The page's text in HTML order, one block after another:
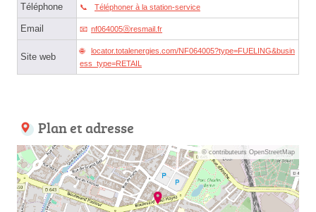
Téléphone Téléphoner à la station-service
Email nf064005ⓐresmail.fr
Site web
locator.totalenergies.com/NF064005?type=FUELING&busin
ess_type=RETAIL
Plan et adresse
© contributeurs OpenStreetMap